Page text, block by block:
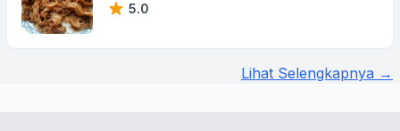
5.0
Lihat Selengkapnya →